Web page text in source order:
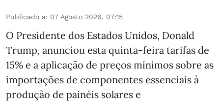
Publicado a: 07 Agosto 2026, 07:15
O Presidente dos Estados Unidos, Donald
Trump, anunciou esta quinta-feira tarifas de
15% e a aplicação de preços mínimos sobre as
importações de componentes essenciais à
produção de painéis solares e